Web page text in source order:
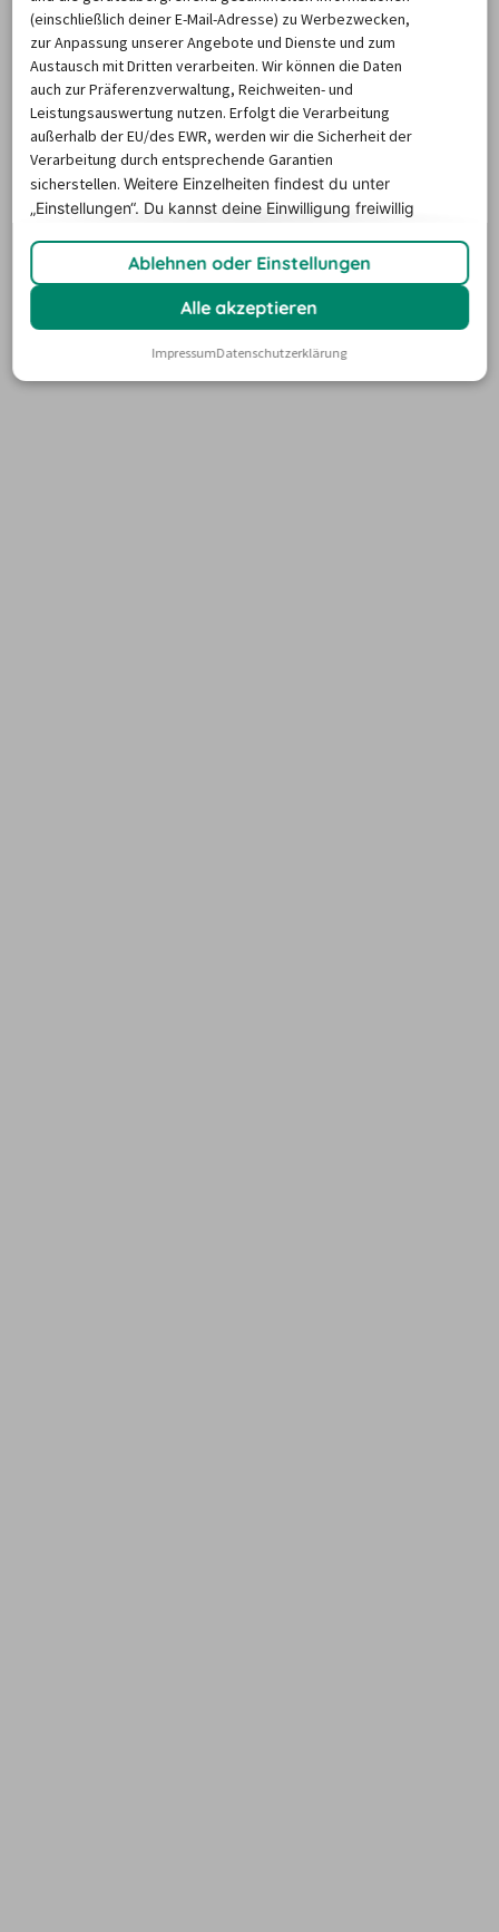
(einschließlich deiner E-Mail-Adresse) zu Werbezwecken,
zur Anpassung unserer Angebote und Dienste und zum
Austausch mit Dritten verarbeiten. Wir können die Daten
auch zur Präferenzverwaltung, Reichweiten- und
Leistungsauswertung nutzen. Erfolgt die Verarbeitung
außerhalb der EU/des EWR, werden wir die Sicherheit der
Verarbeitung durch entsprechende Garantien
sicherstellen.Weitere Einzelheiten findest du unter
„Einstellungen“. Du kannst deine Einwilligung freiwillig
Ablehnen oder Einstellungen
Alle akzeptieren
ImpressumDatenschutzerklärung